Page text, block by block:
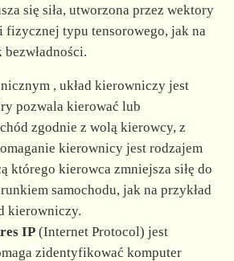
się siła, utworzona przez wektory
fizycznej typu tensorowego, jak na
, układ kierowniczy jest
pozwala kierować lub
zgodnie z wolą kierowcy, z
kierownicy jest rodzajem
którego kierowca zmniejsza siłę do
samochodu, jak na przykład
kierowniczy.
IP(Internet Protocol) jest
zidentyfikować komputer